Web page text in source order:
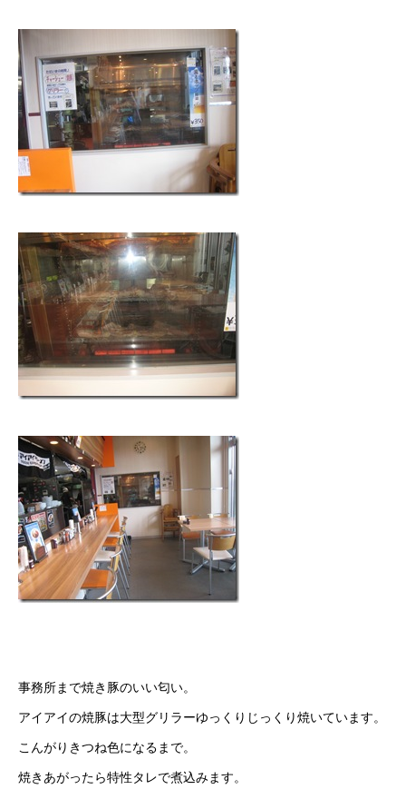
事務所まで焼き豚のいい匂い。
アイアイの焼豚は大型グリラーゆっくりじっくり焼いています。
こんがりきつね色になるまで。
焼きあがったら特性タレで煮込みます。